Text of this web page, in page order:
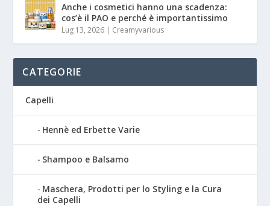
Anche i cosmetici hanno una scadenza:
cos’è il PAO e perché è importantissimo
Lug 13, 2026 | Creamyvarious
CATEGORIE
Capelli
Hennè ed Erbette Varie
Shampoo e Balsamo
Maschera, Prodotti per lo Styling e la Cura
dei Capelli